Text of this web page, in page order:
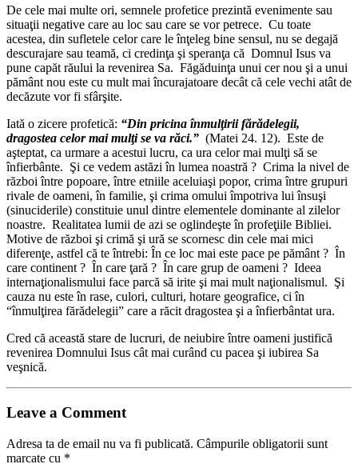
De cele mai multe ori, semnele profetice prezintă evenimente sau
situaţii negative care au loc sau care se vor petrece. Cu toate
acestea, din sufletele celor care le înţeleg bine sensul, nu se degajă
descurajare sau teamă, ci credinţa şi speranţa că Domnul Isus va
pune capăt răului la revenirea Sa. Făgăduinţa unui cer nou şi a unui
pământ nou este cu mult mai încurajatoare decât că cele vechi atât de
decăzute vor fi sfârşite.
Iată o zicere profetică: “Din pricina înmulţirii fărădelegii,
dragostea celor mai mulţi se va răci.” (Matei 24. 12). Este de
aşteptat, ca urmare a acestui lucru, ca ura celor mai mulţi să se
înfierbânte. Şi ce vedem astăzi în lumea noastră ? Crima la nivel de
război între popoare, între etniile aceluiaşi popor, crima între grupuri
rivale de oameni, în familie, şi crima omului împotriva lui însuşi
(sinuciderile) constituie unul dintre elementele dominante al zilelor
noastre. Realitatea lumii de azi se oglindeşte în profeţiile Bibliei.
Motive de război şi crimă şi ură se scornesc din cele mai mici
diferenţe, astfel că te întrebi: În ce loc mai este pace pe pământ ? În
care continent ? În care ţară ? În care grup de oameni ? Ideea
internaţionalismului face parcă să irite şi mai mult naţionalismul. Şi
cauza nu este în rase, culori, culturi, hotare geografice, ci în
“înmulţirea fărădelegii” care a răcit dragostea şi a înfierbântat ura.
Cred că această stare de lucruri, de neiubire între oameni justifică
revenirea Domnului Isus cât mai curând cu pacea şi iubirea Sa
veşnică.
Leave a Comment
Adresa ta de email nu va fi publicată. Câmpurile obligatorii sunt
marcate cu *